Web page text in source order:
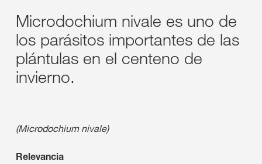
Microdochium nivale es uno de
los parásitos importantes de las
plántulas en el centeno de
invierno.
(Microdochium nivale)
Relevancia